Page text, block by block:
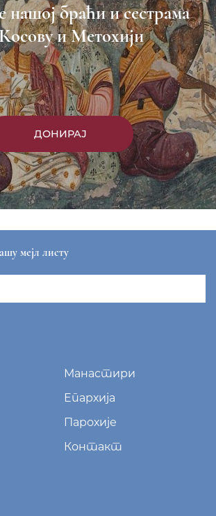
нашој браћи и сестрама
и Метохији
ДОНИРАЈ
мејл листу
Манастири
Епархија
Парохије
Контакт